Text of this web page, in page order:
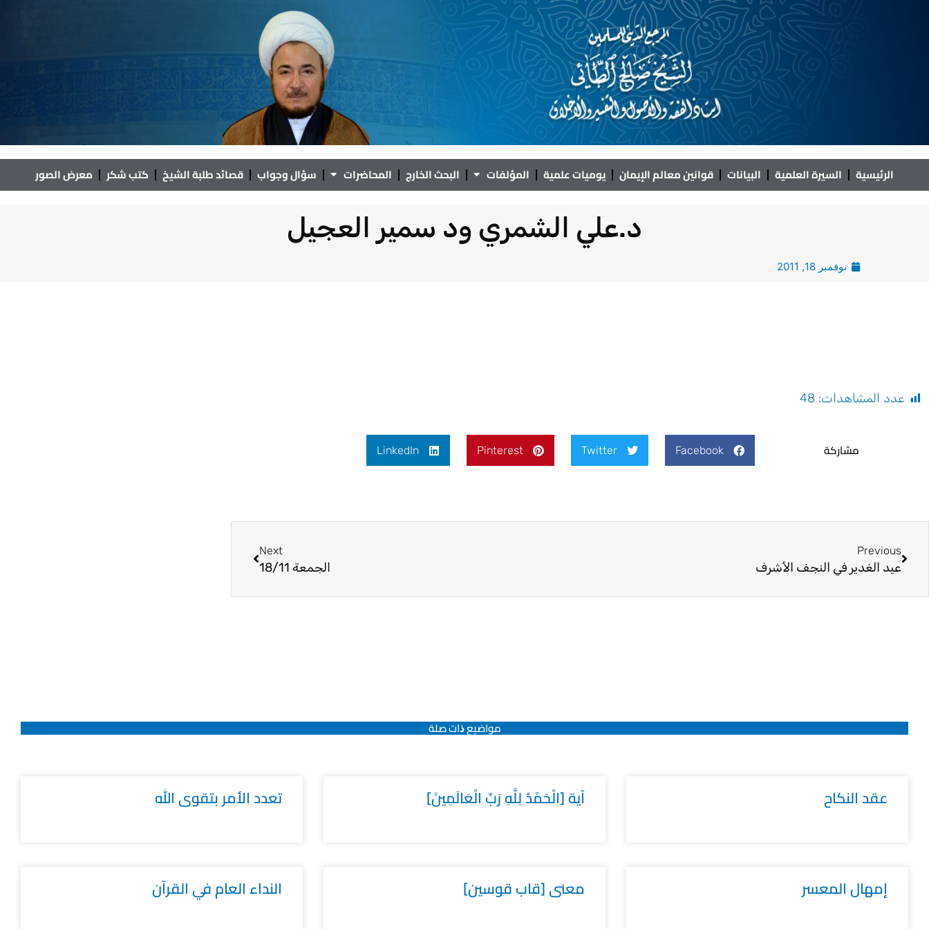
الرئيسية السيرة العلمية البيانات قوانين معالم الإيمان يوميات علمية المؤلفات البحث الخارج المحاضرات سؤال وجواب قصائد طلبة الشيخ كتب شكر معرض الصور
د.علي الشمري ود سمير العجيل
نوفمبر 18, 2011
عدد المشاهدات: 48
مشاركة Facebook
Twitter
Pinterest
LinkedIn
Previous
عيد الغدير في النجف الأشرف
Next
الجمعة 18/11
مواضيع ﺫات صلة
عقد النكاح آية [الْحَمْدُ لِلَّهِ رَبِّ الْعَالَمِينَ] تعدد الأمر بتقوى الله
إمهال المعسر معنى [قاب قوسين] النداء العام في القرآن